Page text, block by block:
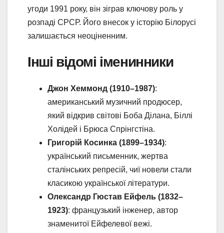
угоди 1991 року, він зіграв ключову роль у
розпаді СРСР. Його внесок у історію Білорусі
залишається неоціненним.
Інші відомі іменинники
Джон Хеммонд (1910–1987):
американський музичний продюсер,
який відкрив світові Боба Ділана, Біллі
Холідей і Брюса Спрінгстіна.
Григорій Косинка (1899–1934):
український письменник, жертва
сталінських репресій, чиї новели стали
класикою української літератури.
Олександр Гюстав Ейфель (1832–
1923): французький інженер, автор
знаменитої Ейфелевої вежі.